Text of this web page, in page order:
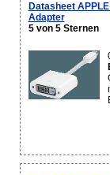
Datasheet
Adapter
5 von 5 Sternen